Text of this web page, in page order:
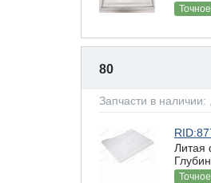
80
Запчасти в наличии:
Литая